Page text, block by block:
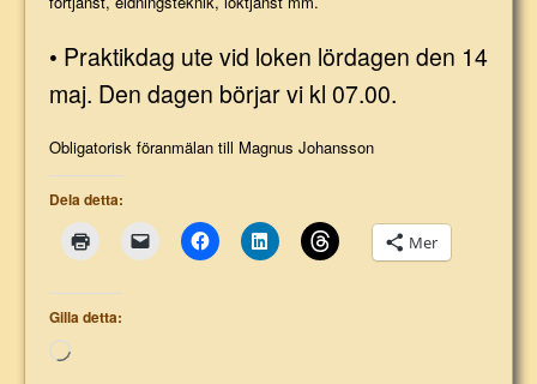
• Praktikdag ute vid loken lördagen den 14
maj. Den dagen börjar vi kl 07.00.
Obligatorisk föranmälan till Magnus Johansson
Dela detta:
Mer
Gilla detta:
Laddar